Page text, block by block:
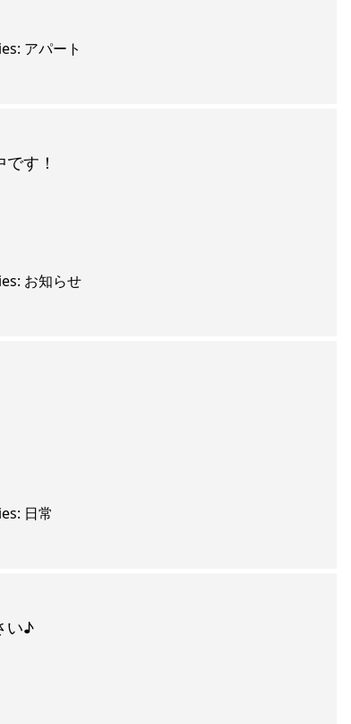
アパート
す！
お知らせ
日常
い♪